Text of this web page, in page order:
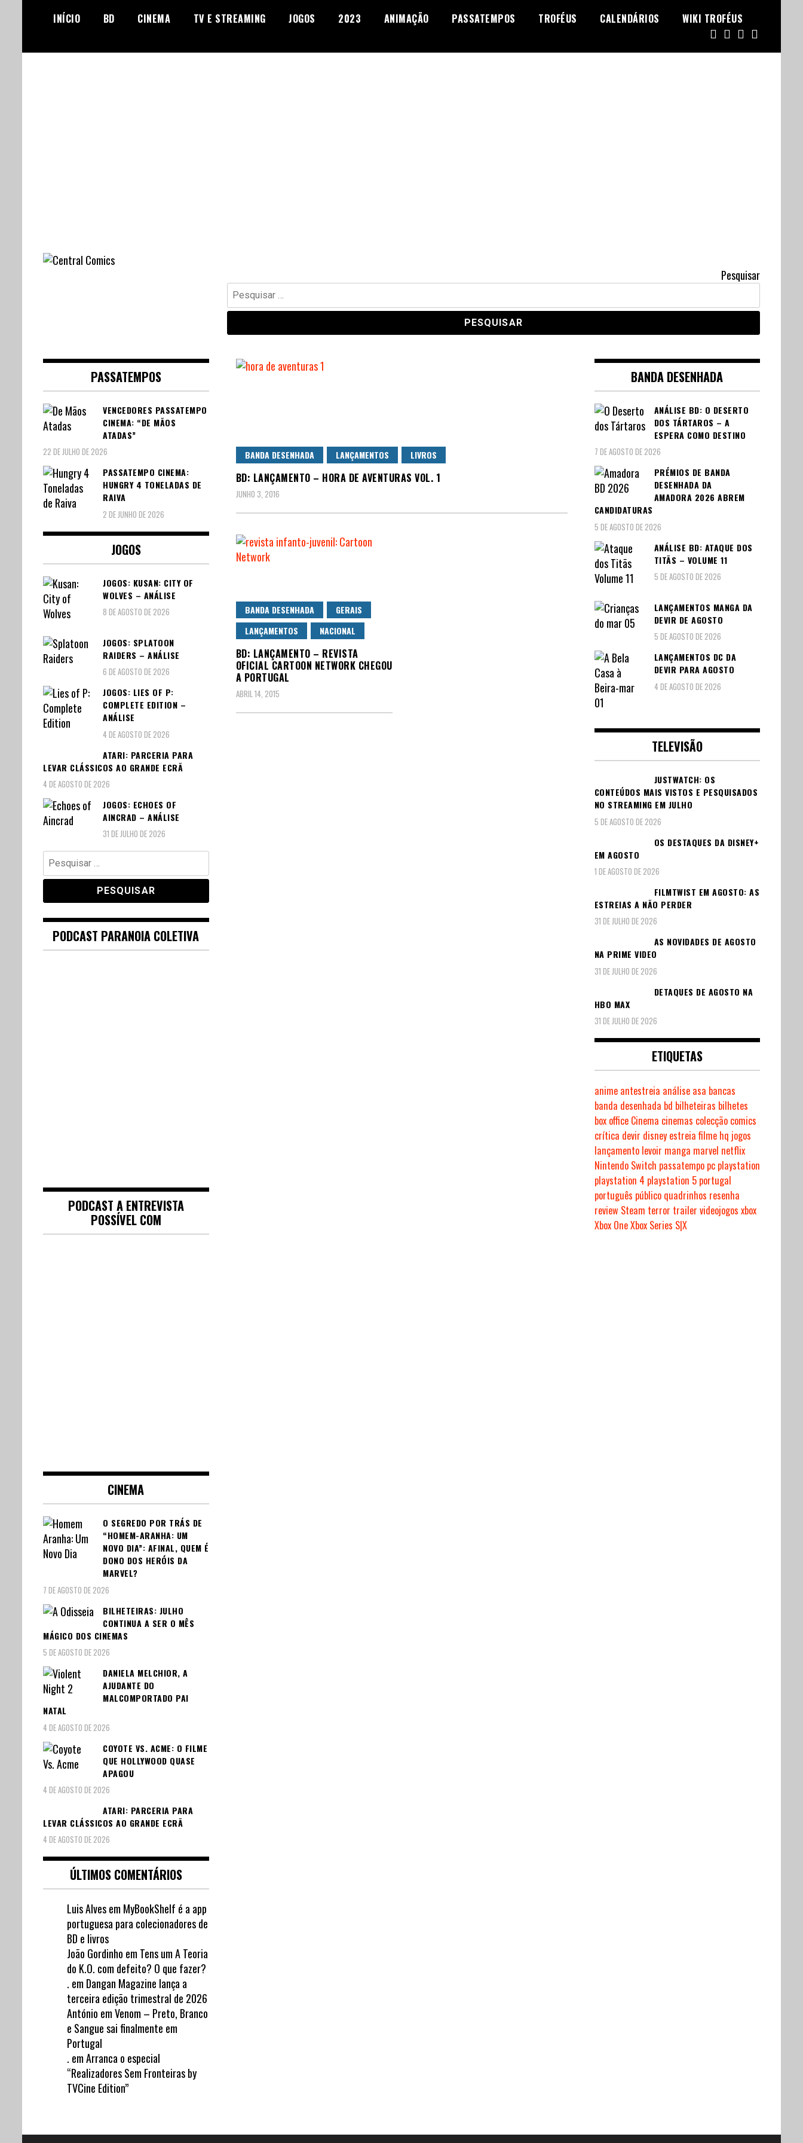
INÍCIO BD CINEMA TV E STREAMING JOGOS 2023 ANIMAÇÃO PASSATEMPOS TROFÉUS CALENDÁRIOS WIKI TROFÉUS
Pesquisar
Pesquisar
por:
BANDA DESENHADA LANÇAMENTOS LIVROS
BD: LANÇAMENTO – HORA DE AVENTURAS VOL. 1
JUNHO 3, 2016
BANDA DESENHADA
GERAIS
LANÇAMENTOS
NACIONAL
BD: LANÇAMENTO – REVISTA
OFICIAL CARTOON NETWORK CHEGOU
A PORTUGAL
ABRIL 14, 2015
PASSATEMPOS
VENCEDORES PASSATEMPO
CINEMA: “DE MÃOS
ATADAS”
22 DE JULHO DE 2026
PASSATEMPO CINEMA:
HUNGRY 4 TONELADAS DE
RAIVA
2 DE JUNHO DE 2026
JOGOS
JOGOS: KUSAN: CITY OF
WOLVES – ANÁLISE
8 DE AGOSTO DE 2026
JOGOS: SPLATOON
RAIDERS – ANÁLISE
6 DE AGOSTO DE 2026
JOGOS: LIES OF P:
COMPLETE EDITION –
ANÁLISE
4 DE AGOSTO DE 2026
ATARI: PARCERIA PARA
LEVAR CLÁSSICOS AO GRANDE ECRÃ
4 DE AGOSTO DE 2026
JOGOS: ECHOES OF
AINCRAD – ANÁLISE
31 DE JULHO DE 2026
Pesquisar
por:
PODCAST PARANOIA COLETIVA
PODCAST A ENTREVISTA
POSSÍVEL COM
CINEMA
O SEGREDO POR TRÁS DE
“HOMEM-ARANHA: UM
NOVO DIA”: AFINAL, QUEM É
DONO DOS HERÓIS DA
MARVEL?
7 DE AGOSTO DE 2026
BILHETEIRAS: JULHO
CONTINUA A SER O MÊS
MÁGICO DOS CINEMAS
5 DE AGOSTO DE 2026
DANIELA MELCHIOR, A
AJUDANTE DO
MALCOMPORTADO PAI
NATAL
4 DE AGOSTO DE 2026
COYOTE VS. ACME: O FILME
QUE HOLLYWOOD QUASE
APAGOU
4 DE AGOSTO DE 2026
ATARI: PARCERIA PARA
LEVAR CLÁSSICOS AO GRANDE ECRÃ
4 DE AGOSTO DE 2026
ÚLTIMOS COMENTÁRIOS
Luis Alvesem MyBookShelf é a app
portuguesa para colecionadores de
BD e livros
João Gordinho em Tens um A Teoria
do K.O. com defeito? O que fazer?
. em Dangan Magazine lança a
terceira edição trimestral de 2026
António emVenom – Preto, Branco
e Sangue sai finalmente em
Portugal
. emArranca o especial
“Realizadores Sem Fronteiras by
TVCine Edition”
BANDA DESENHADA
ANÁLISE BD: O DESERTO
DOS TÁRTAROS – A
ESPERA COMO DESTINO
7 DE AGOSTO DE 2026
PRÉMIOS DE BANDA
DESENHADA DA
AMADORA 2026 ABREM
CANDIDATURAS
5 DE AGOSTO DE 2026
ANÁLISE BD: ATAQUE DOS
TITÃS – VOLUME 11
5 DE AGOSTO DE 2026
LANÇAMENTOS MANGA DA
DEVIR DE AGOSTO
5 DE AGOSTO DE 2026
LANÇAMENTOS DC DA
DEVIR PARA AGOSTO
4 DE AGOSTO DE 2026
TELEVISÃO
JUSTWATCH: OS
CONTEÚDOS MAIS VISTOS E PESQUISADOS
NO STREAMING EM JULHO
5 DE AGOSTO DE 2026
OS DESTAQUES DA DISNEY+
EM AGOSTO
1 DE AGOSTO DE 2026
FILMTWIST EM AGOSTO: AS
ESTREIAS A NÃO PERDER
31 DE JULHO DE 2026
AS NOVIDADES DE AGOSTO
NA PRIME VIDEO
31 DE JULHO DE 2026
DETAQUES DE AGOSTO NA
HBO MAX
31 DE JULHO DE 2026
ETIQUETAS
anime antestreia análise asa bancas
banda desenhada bd bilheteiras bilhetes
box office Cinema cinemas colecção comics
crítica devir disney estreiafilme hq jogos
lançamento levoir manga marvel netflix
Nintendo Switch passatempo pc playstation
playstation 4 playstation 5 portugal
português público quadrinhos resenha
review Steam terror trailer videojogos xbox
Xbox OneXbox Series S|X